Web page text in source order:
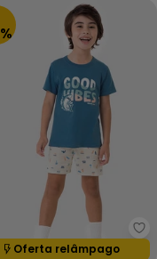
- Pijama Jogger
Oferta relâmpago
Termina em:09:28:44